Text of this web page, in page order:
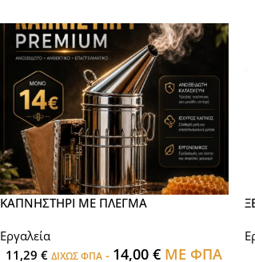
ΚΑΠΝΗΣΤΗΡΙ ΜΕ ΠΛΕΓΜΑ
Εργαλεία
11,29€ ΔΙΧΩΣ ΦΠΑ - 14,00€ ΜΕ ΦΠΑ